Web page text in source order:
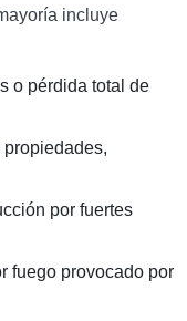
incluye
o pérdida total de
por fuertes
fuego provocado por